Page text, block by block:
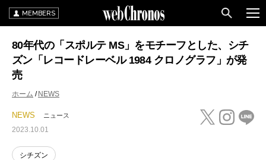
MEMBERS
80年代の「スポルテ MS」をモチーフとした、シチ
ズン「レコードレーベル 1984 クロノグラフ」が発
売
ホーム NEWS
NEWS ニュース
2023.10.01
シチズン